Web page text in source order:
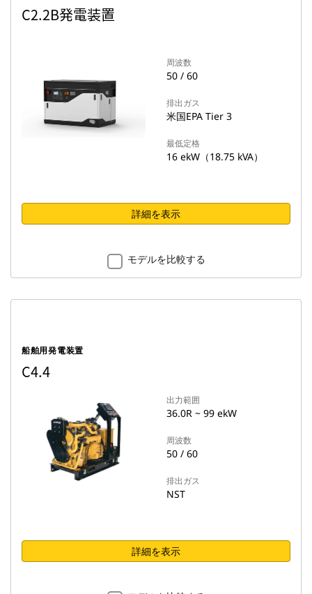
C2.2B発電装置
周波数
50 / 60
排出ガス
米国EPA Tier 3
最低定格
16 ekW（18.75 kVA）
詳細を表示
モデルを比較する
船舶用発電装置
C4.4
出力範囲
36.0R ~ 99 ekW
周波数
50 / 60
排出ガス
NST
詳細を表示